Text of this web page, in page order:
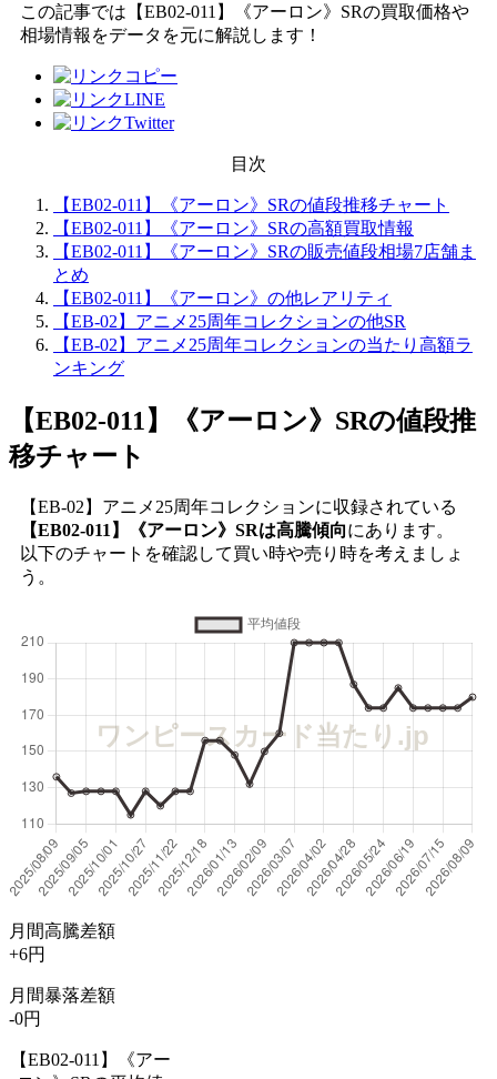
この記事では【EB02-011】《アーロン》SRの買取価格や
相場情報をデータを元に解説します！
目次
【EB02-011】《アーロン》SRの値段推移チャート
【EB02-011】《アーロン》SRの高額買取情報
【EB02-011】《アーロン》SRの販売値段相場7店舗ま
とめ
【EB02-011】《アーロン》の他レアリティ
【EB-02】アニメ25周年コレクションの他SR
【EB-02】アニメ25周年コレクションの当たり高額ラ
ンキング
【EB02-011】《アーロン》SRの値段推
移チャート
【EB-02】アニメ25周年コレクションに収録されている
【EB02-011】《アーロン》SRは高騰傾向にあります。
以下のチャートを確認して買い時や売り時を考えましょ
う。
月間高騰差額
+6円
月間暴落差額
-0円
【EB02-011】《アー